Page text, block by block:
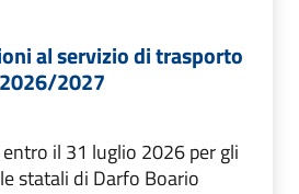
al servizio di trasporto
2027
il 31 luglio 2026 per gli
statali di Darfo Boario